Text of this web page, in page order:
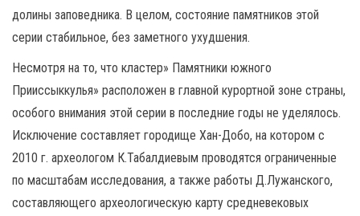
долины заповедника. В целом, состояние памятников этой
серии стабильное, без заметного ухудшения.
Несмотря на то, что кластер» Памятники южного
Прииссыккулья» расположен в главной курортной зоне страны,
особого внимания этой серии в последние годы не уделялось.
Исключение составляет городище Хан-Добо, на котором с
2010 г. археологом К.Табалдиевым проводятся ограниченные
по масштабам исследования, а также работы Д.Лужанского,
составляющего археологическую карту средневековых